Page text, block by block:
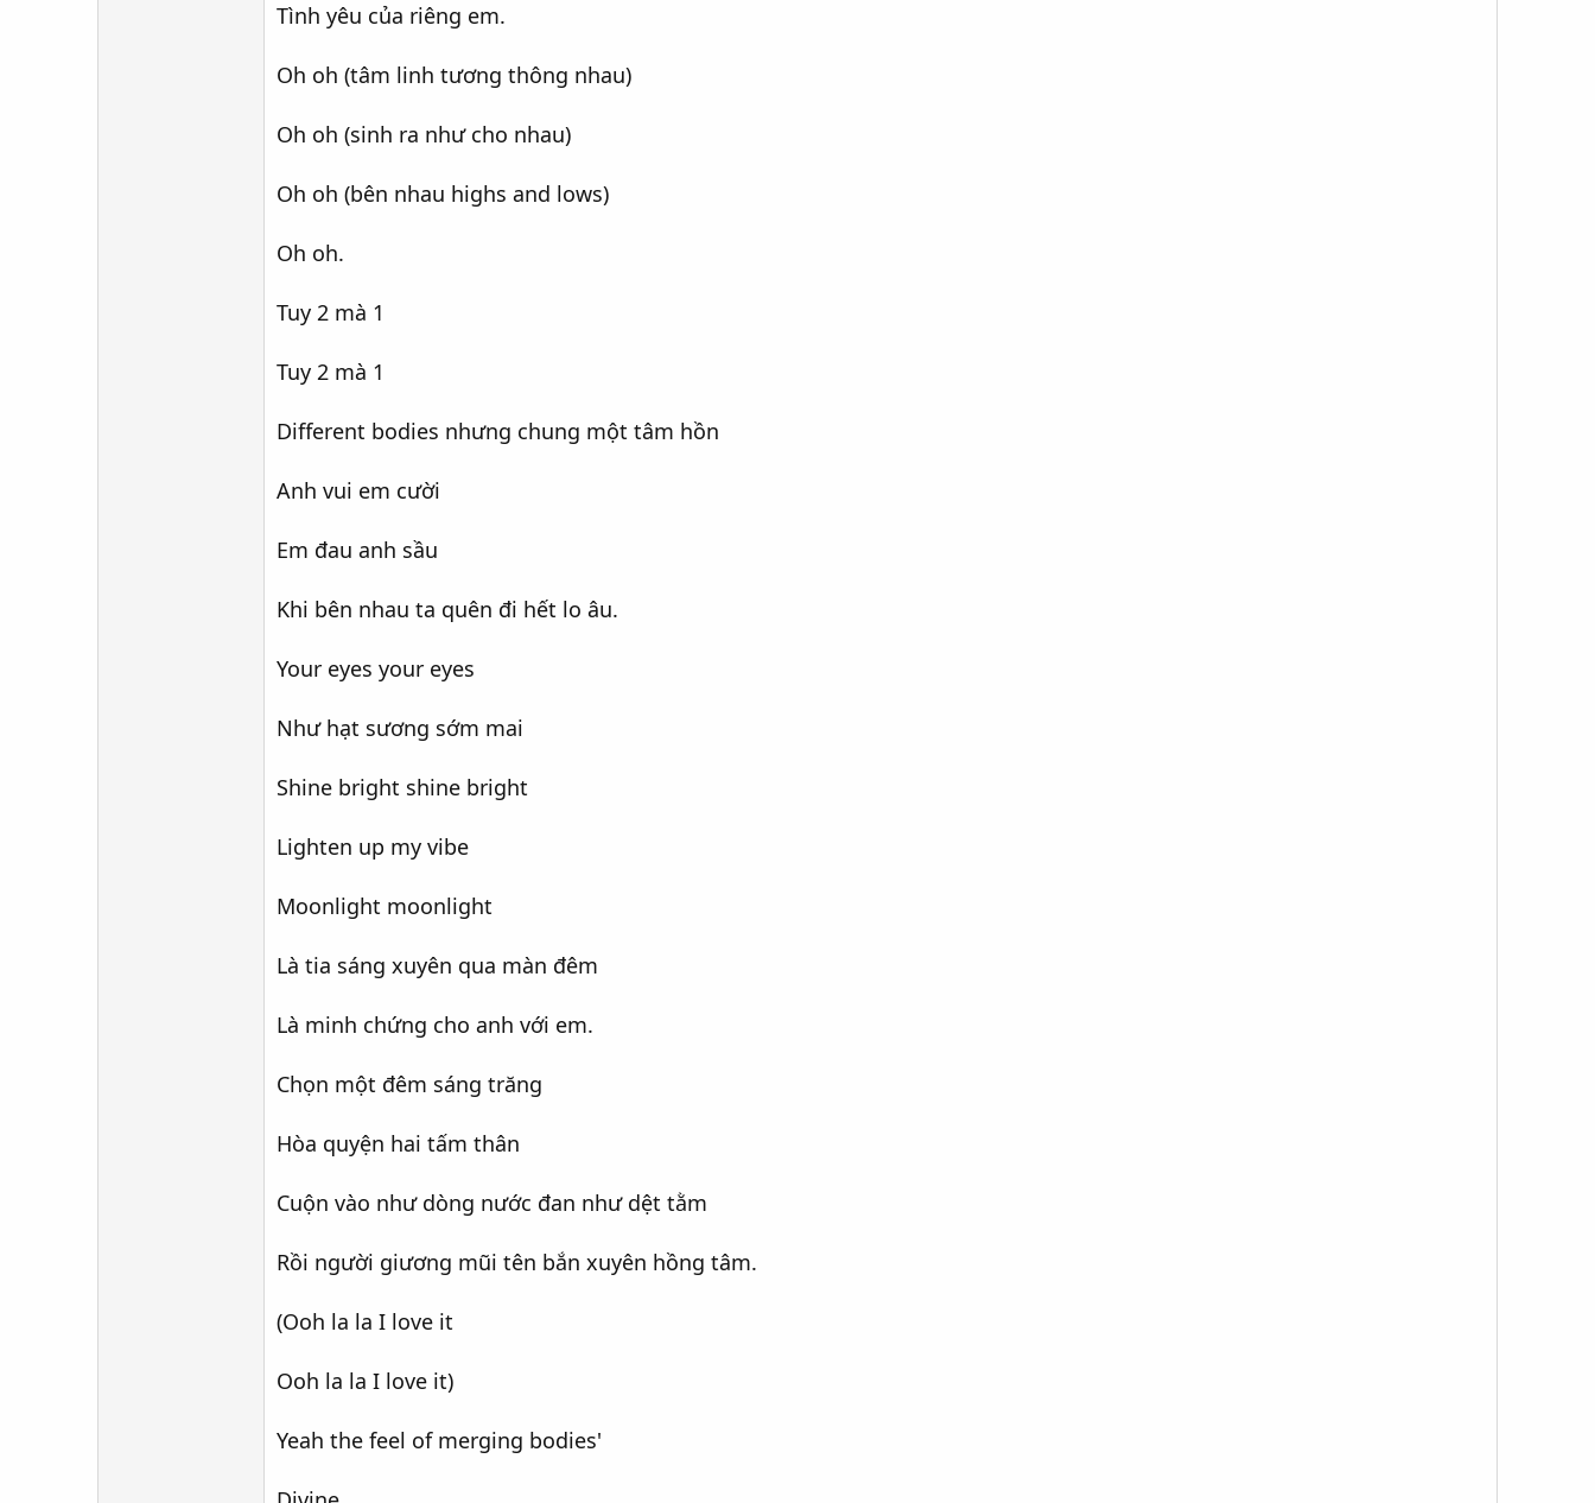
Tình yêu của riêng em.
Oh oh (tâm linh tương thông nhau)
Oh oh (sinh ra như cho nhau)
Oh oh (bên nhau highs and lows)
Oh oh.
Tuy 2 mà 1
Tuy 2 mà 1
Different bodies nhưng chung một tâm hồn
Anh vui em cười
Em đau anh sầu
Khi bên nhau ta quên đi hết lo âu.
Your eyes your eyes
Như hạt sương sớm mai
Shine bright shine bright
Lighten up my vibe
Moonlight moonlight
Là tia sáng xuyên qua màn đêm
Là minh chứng cho anh với em.
Chọn một đêm sáng trăng
Hòa quyện hai tấm thân
Cuộn vào như dòng nước đan như dệt tằm
Rồi người giương mũi tên bắn xuyên hồng tâm.
(Ooh la la I love it
Ooh la la I love it)
Yeah the feel of merging bodies'